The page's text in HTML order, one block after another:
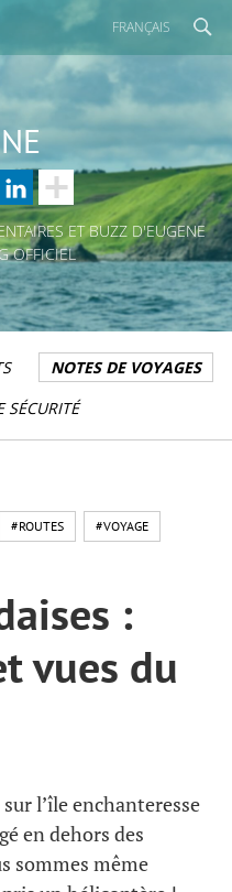
FRANÇAIS
ET BUZZ D'EUGENE
OFFICIEL
NOTES DE VOYAGES
SÉCURITÉ
#ROUTES #VOYAGE
:
vues du
l’île enchanteresse
en dehors des
sommes même